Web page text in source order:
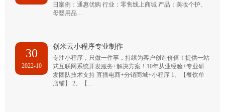
日案例：通惠优购 行业：零售线上商城 产品：美妆个护、
母婴用品…
30
2022-10
创米云小程序专业制作
专注小程序，只做一件事，持续为客户创造价值！提供一站
式互联网系统开发服务+解决方案！10年从业经验+专业研
发团队技术支持 直播电商+分销商城+小程序 1、【餐饮单
店铺】 2、【…